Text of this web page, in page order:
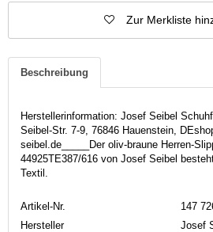
Zur Merkliste
Beschreibung
Herstellerinformation: Josef Seibel
Seibel-Str. 7-9, 76846 Hauenstein,
seibel.de_____Der oliv-braune Herren-
44925TE387/616 von Josef Seibel
Textil.
Artikel-Nr.
147
Hersteller
Josef